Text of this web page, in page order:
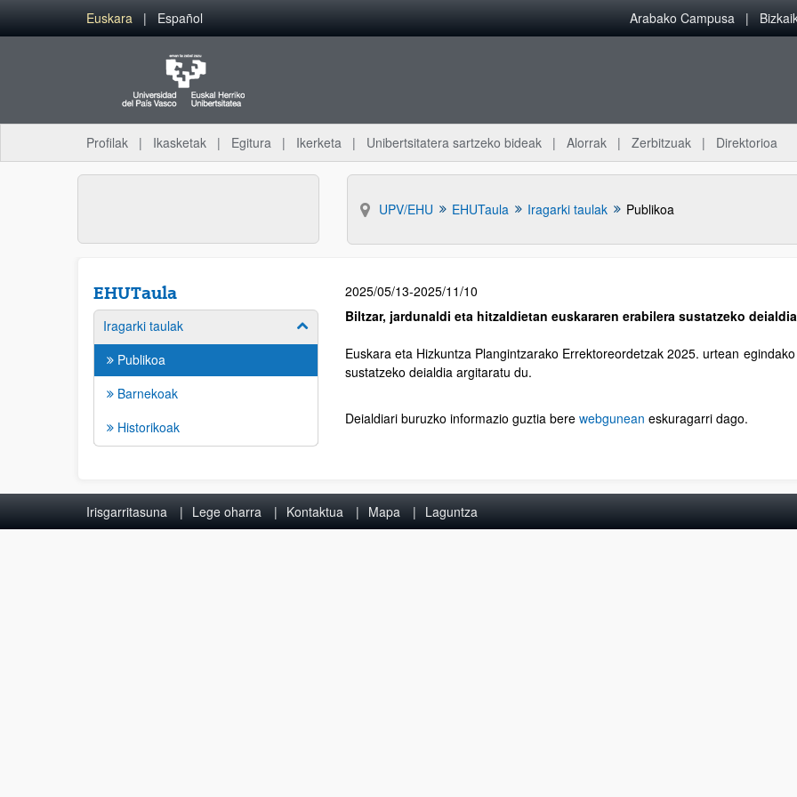
Euskara Español Arabako Campusa
Profilak Ikasketak Egitura Ikerketa Unibertsitatera sartzeko bideak Alorrak Zerbitzuak Direktorioa
UPV/EHU EHUTaula Iragarki taulak Publikoa
EHUTaula
Iragarki taulak
Publikoa
Barnekoak
Historikoak
2025/05/13-2025/11/10
Biltzar, jardunaldi eta hitzaldietan euskararen erabilera sustatzeko
Euskara eta Hizkuntza Plangintzarako Errektoreordetzak 2025. urtean
sustatzeko deialdia argitaratu du.
Deialdiari buruzko informazio guztia bere webgunean eskuragarri dago.
Irisgarritasuna Lege oharra Kontaktua Mapa Laguntza